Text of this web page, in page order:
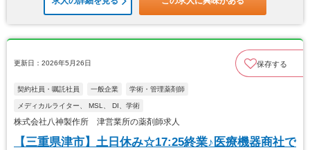
更新日：2026年5月26日 保存する
契約社員・嘱託社員 一般企業 学術・管理薬剤師
メディカルライター、 MSL、 DI、学術
株式会社八神製作所 津営業所の薬剤師求人
【三重県津市】土日休み☆17:25終業♪医療機器商社で